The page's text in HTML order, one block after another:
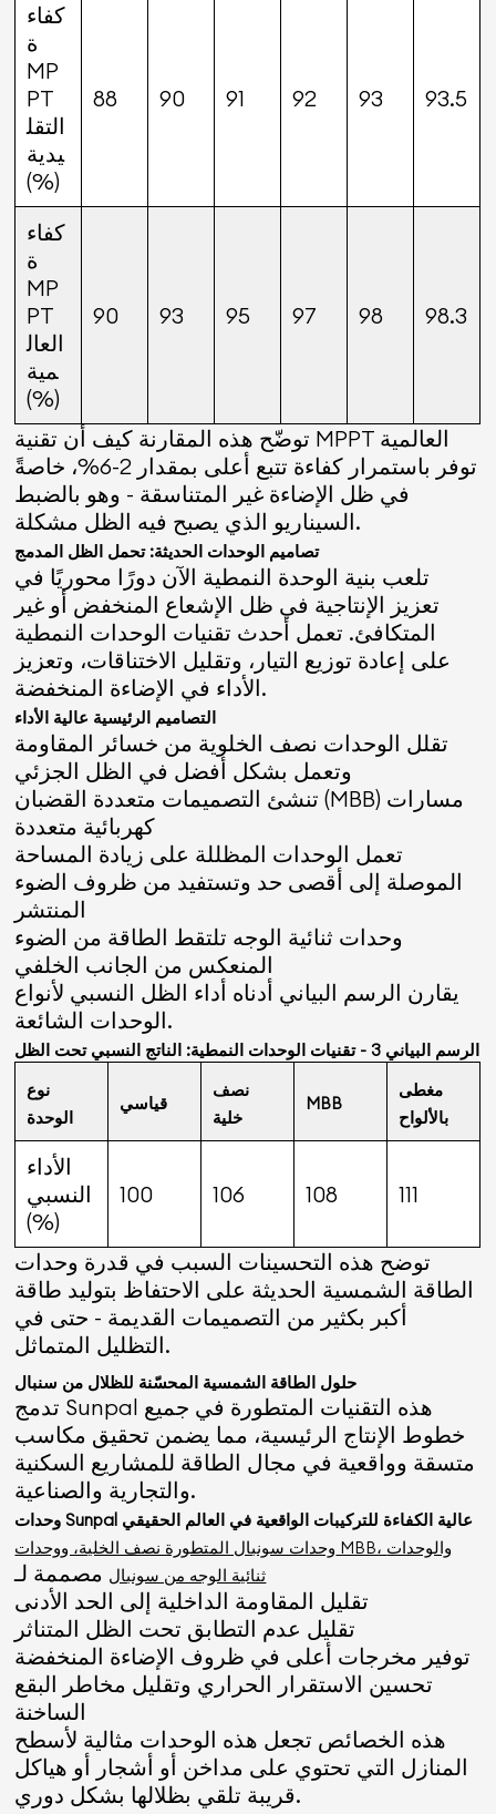
كفاء
ة
MP
PT
التقل
يدية
(%)
88 90 91 92 93 93.5
كفاء
ة
MP
PT
العال
مية
(%)
90 93 95 97 98 98.3
توضّح هذه المقارنة كيف أن تقنية MPPT العالمية
توفر باستمرار كفاءة تتبع أعلى بمقدار 2-6%، خاصةً
في ظل الإضاءة غير المتناسقة - وهو بالضبط
السيناريو الذي يصبح فيه الظل مشكلة.
تصاميم الوحدات الحديثة: تحمل الظل المدمج
تلعب بنية الوحدة النمطية الآن دورًا محوريًا في
تعزيز الإنتاجية في ظل الإشعاع المنخفض أو غير
المتكافئ. تعمل أحدث تقنيات الوحدات النمطية
على إعادة توزيع التيار، وتقليل الاختناقات، وتعزيز
الأداء في الإضاءة المنخفضة.
التصاميم الرئيسية عالية الأداء
تقلل الوحدات نصف الخلوية من خسائر المقاومة
وتعمل بشكل أفضل في الظل الجزئي
تنشئ التصميمات متعددة القضبان (MBB) مسارات
كهربائية متعددة
تعمل الوحدات المظللة على زيادة المساحة
الموصلة إلى أقصى حد وتستفيد من ظروف الضوء
المنتشر
وحدات ثنائية الوجه تلتقط الطاقة من الضوء
المنعكس من الجانب الخلفي
يقارن الرسم البياني أدناه أداء الظل النسبي لأنواع
الوحدات الشائعة.
الرسم البياني 3 - تقنيات الوحدات النمطية: الناتج النسبي تحت الظل
نوع
الوحدة
قياسي
نصف
خلية
MBB
مغطى
بالألواح
الأداء
النسبي
(%)
100 106 108 111
توضح هذه التحسينات السبب في قدرة وحدات
الطاقة الشمسية الحديثة على الاحتفاظ بتوليد طاقة
أكبر بكثير من التصميمات القديمة - حتى في
التظليل المتماثل.
حلول الطاقة الشمسية المحسّنة للظلال من سنبال
تدمج Sunpal هذه التقنيات المتطورة في جميع
خطوط الإنتاج الرئيسية، مما يضمن تحقيق مكاسب
متسقة وواقعية في مجال الطاقة للمشاريع السكنية
والتجارية والصناعية.
وحدات Sunpal عالية الكفاءة للتركيبات الواقعية في العالم الحقيقي
وحدات سونبال المتطورة نصف الخلية، ووحدات MBB، والوحدات
ثنائية الوجه من سونبال مصممة لـ
تقليل المقاومة الداخلية إلى الحد الأدنى
تقليل عدم التطابق تحت الظل المتناثر
توفير مخرجات أعلى في ظروف الإضاءة المنخفضة
تحسين الاستقرار الحراري وتقليل مخاطر البقع
الساخنة
هذه الخصائص تجعل هذه الوحدات مثالية لأسطح
المنازل التي تحتوي على مداخن أو أشجار أو هياكل
قريبة تلقي بظلالها بشكل دوري.